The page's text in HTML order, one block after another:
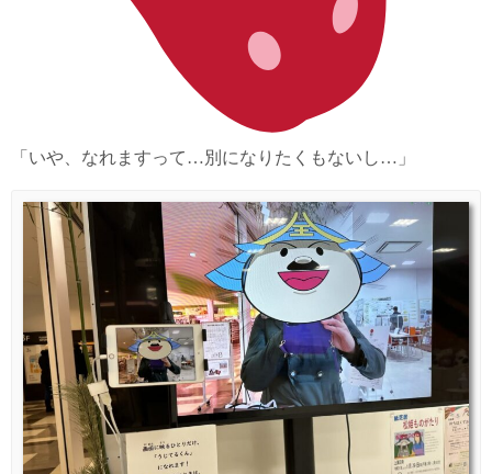
「いや、なれますって…別になりたくもないし…」